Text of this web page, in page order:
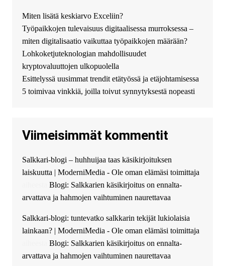
Появился вопрос про срочно
взять деньги? Предлагаем
безопасный источник
финансовой помощи. Вы
можете получить
финансирование в долг без
избыточных вопросов и
документов? Тогда обратитесь
guest_4889 :Cmon Suomi 👏
The Admin: High five! You’ve
successfully installed Simple
Ajax Chat.
Miten lisätä keskiarvo Exceliin?
Työpaikkojen tulevaisuus digitaalisessa murroksessa –
miten digitalisaatio vaikuttaa työpaikkojen määrään?
Lohkoketjuteknologian mahdollisuudet
kryptovaluuttojen ulkopuolella
Esittelyssä uusimmat trendit etätyössä ja etäjohtamisessa
5 toimivaa vinkkiä, joilla toivut synnytyksestä nopeasti
Viimeisimmät kommentit
Salkkari-blogi – huhhuijaa taas käsikirjoituksen
laiskuutta | ModerniMedia - Ole oman elämäsi toimittaja
Blogi: Salkkarien käsikirjoitus on ennalta-
arvattava ja hahmojen vaihtuminen naurettavaa
Salkkari-blogi: tuntevatko salkkarin tekijät lukiolaisia
lainkaan? | ModerniMedia - Ole oman elämäsi toimittaja
Blogi: Salkkarien käsikirjoitus on ennalta-
arvattava ja hahmojen vaihtuminen naurettavaa